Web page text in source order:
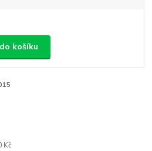
košíku
Kč